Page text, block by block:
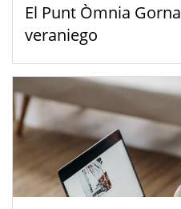
El Punt Òmnia
veraniego